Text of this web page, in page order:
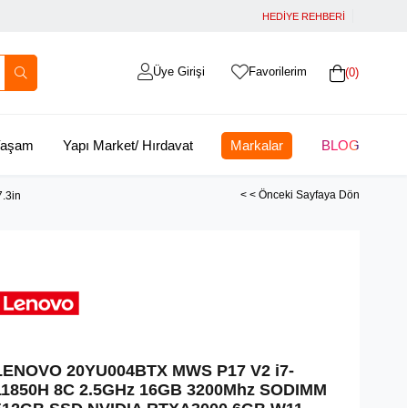
HEDİYE REHBERİ
0
Favorilerim
Üye Girişi
Yapı Market/ Hırdavat Markalar BLOG
< < Önceki Sayfaya Dön
20YU004BTX MWS P17 V2 i7-
8C 2.5GHz 16GB 3200Mhz SODIMM